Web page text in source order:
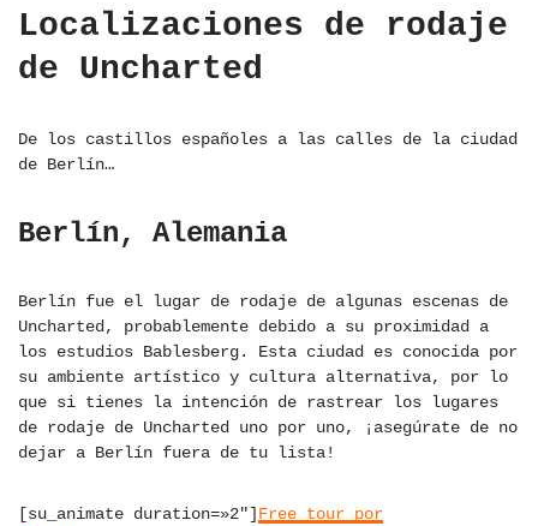
Localizaciones de rodaje
de Uncharted
De los castillos españoles a las calles de la ciudad
de Berlín…
Berlín, Alemania
Berlín fue el lugar de rodaje de algunas escenas de
Uncharted, probablemente debido a su proximidad a
los estudios Bablesberg. Esta ciudad es conocida por
su ambiente artístico y cultura alternativa, por lo
que si tienes la intención de rastrear los lugares
de rodaje de Uncharted uno por uno, ¡asegúrate de no
dejar a Berlín fuera de tu lista!
[su_animate duration=»2″] Free tour por